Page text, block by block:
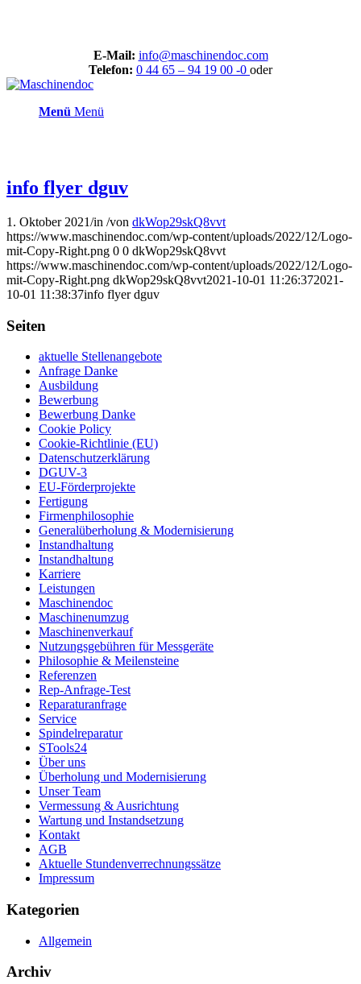
E-Mail: info@maschinendoc.com
Telefon: 0 44 65 – 94 19 00 -0 oder
Menü Menü
info flyer dguv
1. Oktober 2021/in /von dkWop29skQ8vvt
https://www.maschinendoc.com/wp-content/uploads/2022/12/Logo-
mit-Copy-Right.png 0 0 dkWop29skQ8vvt
https://www.maschinendoc.com/wp-content/uploads/2022/12/Logo-
mit-Copy-Right.png dkWop29skQ8vvt2021-10-01 11:26:372021-
10-01 11:38:37info flyer dguv
Seiten
aktuelle Stellenangebote
Anfrage Danke
Ausbildung
Bewerbung
Bewerbung Danke
Cookie Policy
Cookie-Richtlinie (EU)
Datenschutzerklärung
DGUV-3
EU-Förderprojekte
Fertigung
Firmenphilosophie
Generalüberholung & Modernisierung
Instandhaltung
Instandhaltung
Karriere
Leistungen
Maschinendoc
Maschinenumzug
Maschinenverkauf
Nutzungsgebühren für Messgeräte
Philosophie & Meilensteine
Referenzen
Rep-Anfrage-Test
Reparaturanfrage
Service
Spindelreparatur
STools24
Über uns
Überholung und Modernisierung
Unser Team
Vermessung & Ausrichtung
Wartung und Instandsetzung
Kontakt
AGB
Aktuelle Stundenverrechnungssätze
Impressum
Kategorien
Allgemein
Archiv